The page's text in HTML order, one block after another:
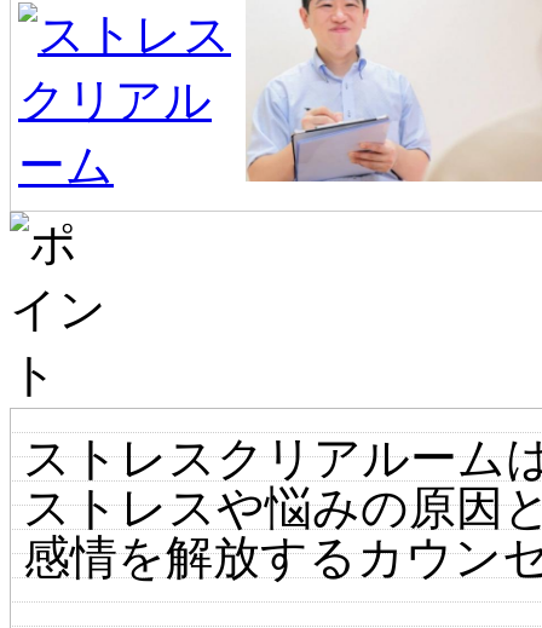
ストレスクリアルーム
ストレスや悩みの原因
感情を解放するカウン